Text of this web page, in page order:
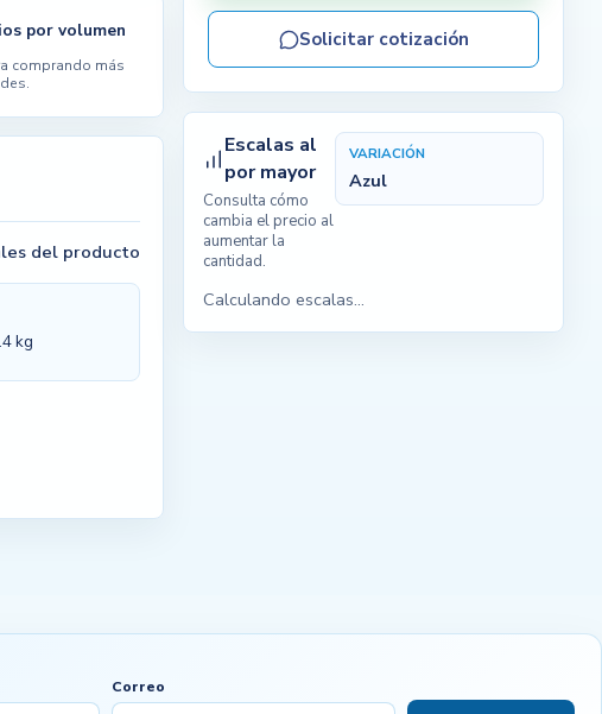
por volumen
comprando más
del producto
kg
Solicitar cotización
Escalas al
por mayor
Consulta cómo
cambia el precio al
aumentar la
cantidad.
VARIACIÓN
Azul
Calculando escalas...
Correo